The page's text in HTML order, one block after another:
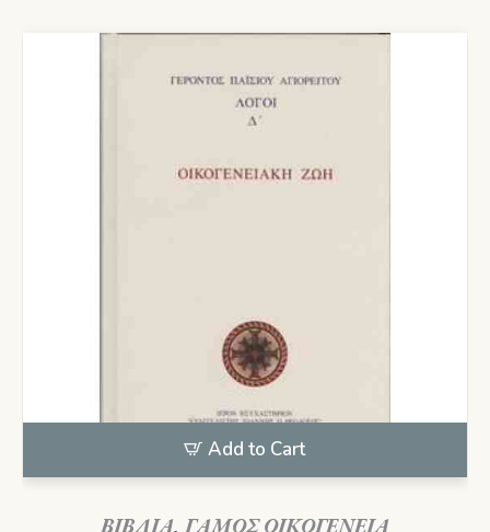
Add to Cart
ΒΙΒΛΙΑ, ΓΑΜΟΣ ΟΙΚΟΓΕΝΕΙΑ